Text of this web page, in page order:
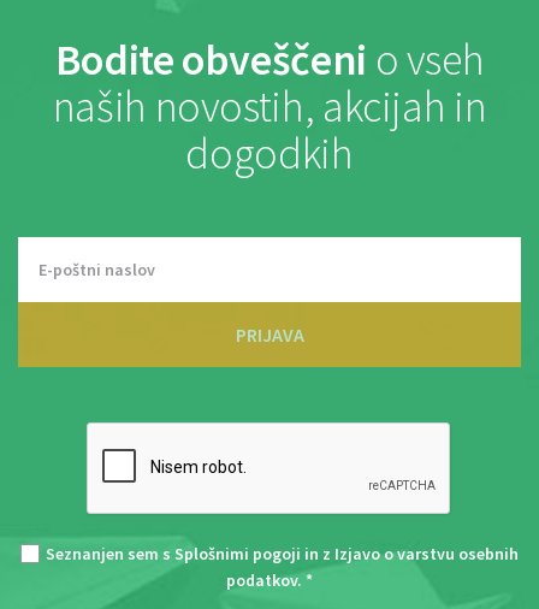
Bodite obveščeni o vseh
naših novostih, akcijah in
dogodkih
PRIJAVA
Seznanjen sem s Splošnimi pogoji in z Izjavo o varstvu osebnih
podatkov. *